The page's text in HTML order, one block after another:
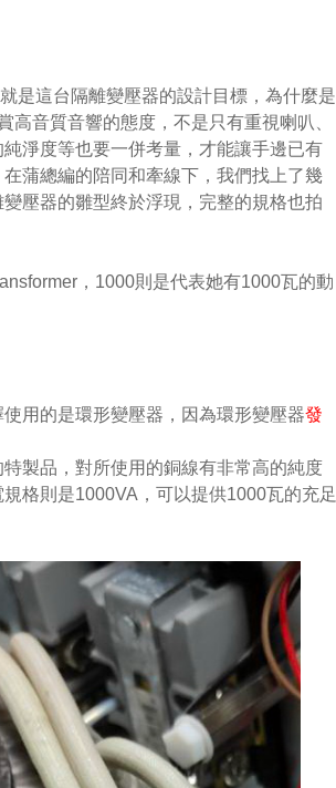
是這台隔離變壓器的設計目標，為什麼是
音質音響的態度，不是只有重視喇叭、
淨度等也要一併考量，才能讓手邊已有
蒲總編的陪同和牽線下，我們找上了幾
壓器的雛型終於浮現，完整的規格也拍
，1000則是代表她有1000瓦的動
用的是環形變壓器，因為環形變壓器發
製品，對所使用的銅線有非常高的純度
格則是1000VA，可以提供1000瓦的充足